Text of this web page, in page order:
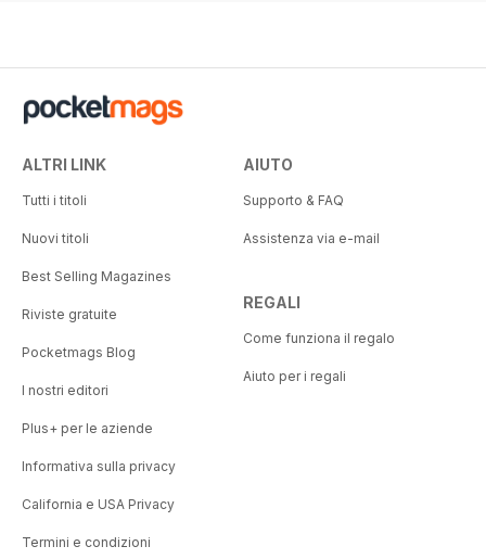
ALTRI LINK
Tutti i titoli
Nuovi titoli
Best Selling Magazines
Riviste gratuite
Pocketmags Blog
I nostri editori
Plus+ per le aziende
Informativa sulla privacy
California e USA Privacy
Termini e condizioni
AIUTO
Supporto & FAQ
Assistenza via e-mail
REGALI
Come funziona il regalo
Aiuto per i regali